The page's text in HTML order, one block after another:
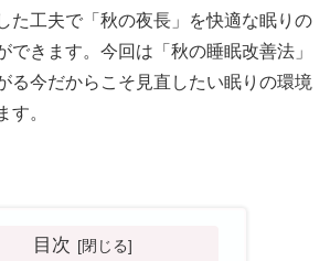
た工夫で「秋の夜長」を快適な眠りの
できます。今回は「秋の睡眠改善法」
る今だからこそ見直したい眠りの環境
す。
目次